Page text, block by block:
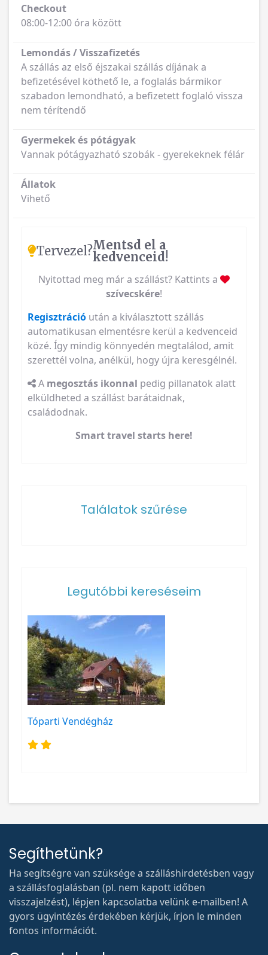
Checkout
08:00-12:00 óra között
Lemondás / Visszafizetés
A szállás az első éjszakai szállás díjának a
befizetésével köthető le, a foglalás bármikor
szabadon lemondható, a befizetett foglaló vissza
nem térítendő
Gyermekek és pótágyak
Vannak pótágyazható szobák - gyerekeknek félár
Állatok
Vihető
Tervezel?Mentsd el a
kedvenceid!
Nyitottad meg már a szállást? Kattints a
szívecskére!
Regisztráció után a kiválasztott szállás
automatikusan elmentésre kerül a kedvenceid
közé. Így mindig könnyedén megtalálod, amit
szerettél volna, anélkül, hogy újra keresgélnél.
A megosztás ikonnal pedig pillanatok alatt
elküldheted a szállást barátaidnak,
családodnak.
Smart travel starts here!
Találatok szűrése
Legutóbbi kereséseim
Tóparti Vendégház
Segíthetünk?
Ha segítségre van szüksége a szálláshirdetésben vagy
a szállásfoglalásban (pl. nem kapott időben
visszajelzést), lépjen kapcsolatba velünk e-mailben! A
gyors ügyintézés érdekében kérjük, írjon le minden
fontos információt.